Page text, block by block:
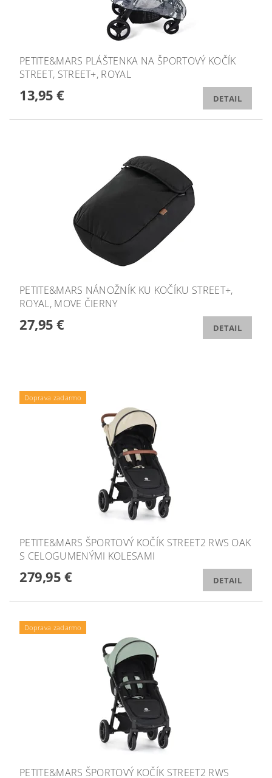
PETITE&MARS PLÁŠTENKA NA ŠPORTOVÝ KOČÍK
STREET, STREET+, ROYAL
13,95 € DETAIL
PETITE&MARS NÁNOŽNÍK KU KOČÍKU STREET+,
ROYAL, MOVE ČIERNY
27,95 € DETAIL
Doprava zadarmo
PETITE&MARS ŠPORTOVÝ KOČÍK STREET2 RWS OAK
S CELOGUMENÝMI KOLESAMI
279,95 € DETAIL
Doprava zadarmo
PETITE&MARS ŠPORTOVÝ KOČÍK STREET2 RWS